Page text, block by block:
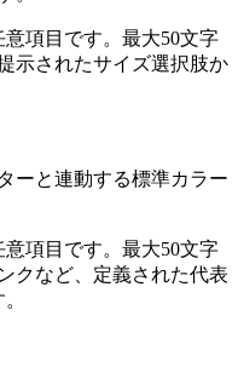
項目です。最大50文字
示されたサイズ選択肢か
ーと連動する標準カラー
項目です。最大50文字
クなど、定義された代表